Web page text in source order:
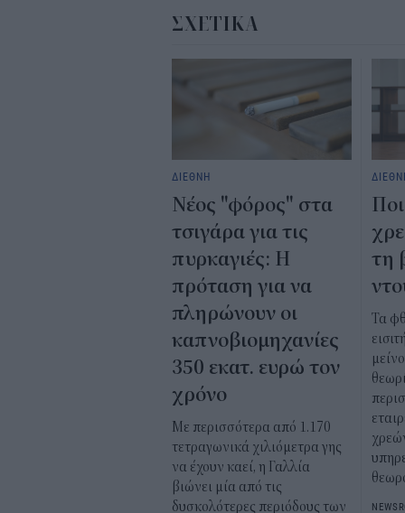
ΣΧΕΤΙΚΑ
ΔΙΕΘΝΗ
Νέος "φόρος" στα
τσιγάρα για τις
πυρκαγιές: Η
πρόταση για να
πληρώνουν οι
καπνοβιομηχανίες
350 εκατ. ευρώ τον
χρόνο
Με περισσότερα από 1.170
τετραγωνικά χιλιόμετρα γης
να έχουν καεί, η Γαλλία
βιώνει μία από τις
δυσκολότερες περιόδους των
τη
Τα